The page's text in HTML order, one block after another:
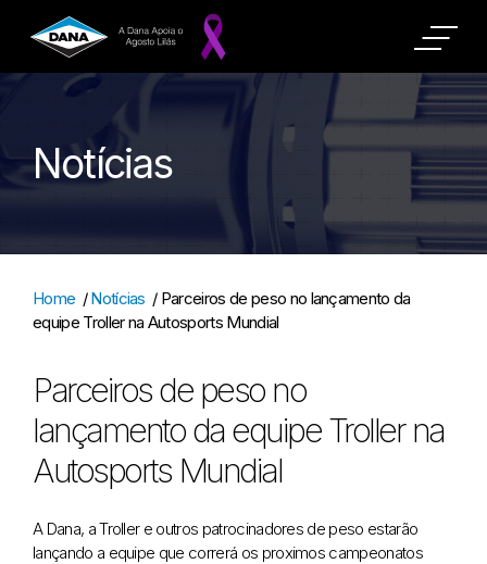
Notícias
Home /Notícias / Parceiros de peso no lançamento da
equipe Troller na Autosports Mundial
Parceiros de peso no
lançamento da equipe Troller na
Autosports Mundial
A Dana, a Troller e outros patrocinadores de peso estarão
lançando a equipe que correrá os proximos campeonatos